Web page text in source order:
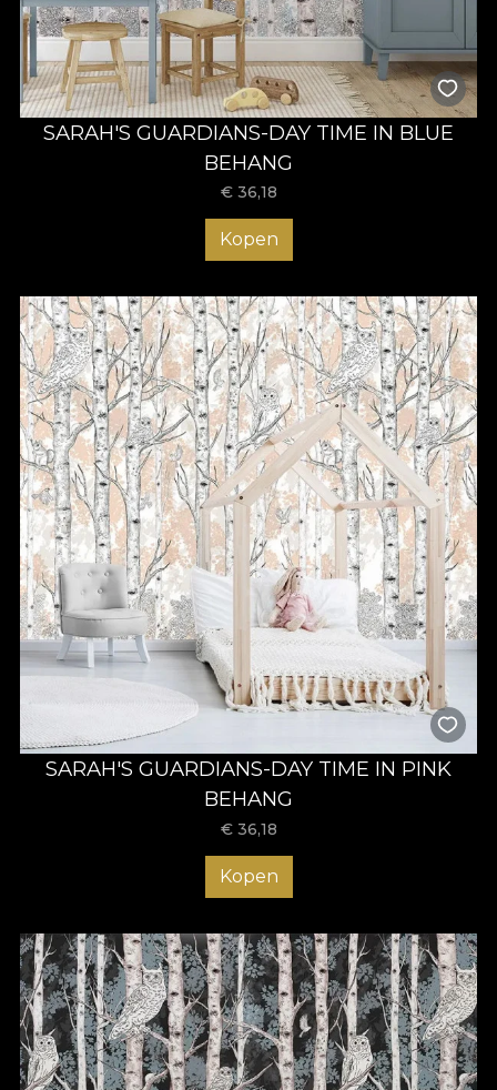
SARAH'S GUARDIANS-DAY TIME IN BLUE
BEHANG
€ 36,18
Kopen
SARAH'S GUARDIANS-DAY TIME IN PINK
BEHANG
€ 36,18
Kopen